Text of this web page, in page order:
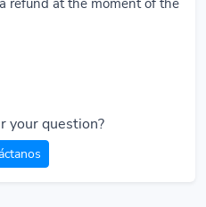
refund at the moment of the
your question?